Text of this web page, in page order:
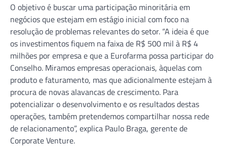
O objetivo é buscar uma participação minoritária em
negócios que estejam em estágio inicial com foco na
resolução de problemas relevantes do setor. “A ideia é que
os investimentos fiquem na faixa de R$ 500 mil à R$ 4
milhões por empresa e que a Eurofarma possa participar do
Conselho. Miramos empresas operacionais, àquelas com
produto e faturamento, mas que adicionalmente estejam à
procura de novas alavancas de crescimento. Para
potencializar o desenvolvimento e os resultados destas
operações, também pretendemos compartilhar nossa rede
de relacionamento”, explica Paulo Braga, gerente de
Corporate Venture.